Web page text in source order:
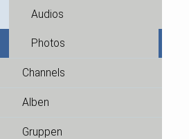
Audios
Photos
Channels
Alben
Gruppen